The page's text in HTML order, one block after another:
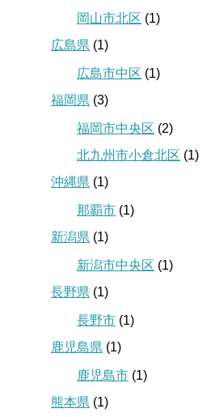
岡山市北区 (1)
広島県 (1)
広島市中区 (1)
福岡県 (3)
福岡市中央区 (2)
北九州市小倉北区 (1)
沖縄県 (1)
那覇市 (1)
新潟県 (1)
新潟市中央区 (1)
長野県 (1)
長野市 (1)
鹿児島県 (1)
鹿児島市 (1)
熊本県 (1)